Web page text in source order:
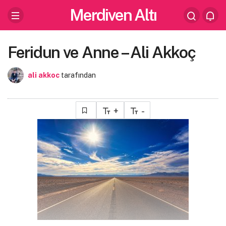
Merdiven Altı
Feridun ve Anne – Ali Akkoç
ali akkoc tarafından
+ -